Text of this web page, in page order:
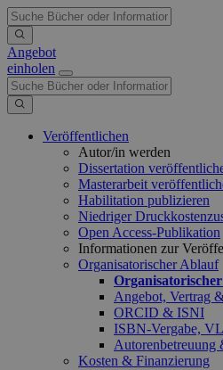
Angebot
einholen
Veröffentlichen
Autor/in werden
Dissertation
Masterarbeit
Habilitation publizieren
Niedriger
Open Access-Publikation
Informationen zur
Organisatorischer Ablauf
Angebot, Vertrag
ORCID & ISNI
ISBN-Vergabe,
Autorenbetreuung
Kosten & Finanzierung